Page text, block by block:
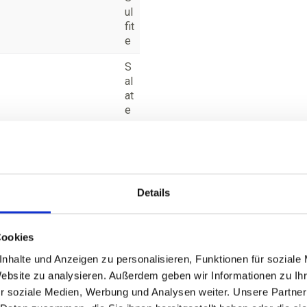
Details
und Anzeigen zu personalisieren, Funktionen für soziale
zu analysieren. Außerdem geben wir Informationen zu
soziale Medien, Werbung und Analysen weiter. Unsere
ul
fit
e
S
al
at
e
h
h
e